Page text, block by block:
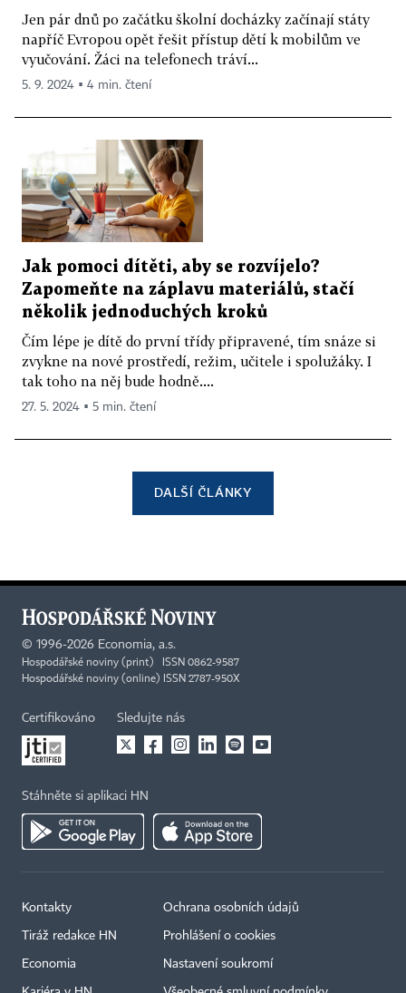
Jen pár dnů po začátku školní docházky začínají státy
napříč Evropou opět řešit přístup dětí k mobilům ve
vyučování. Žáci na telefonech tráví...
5. 9. 2024 ▪ 4 min. čtení
Jak pomoci dítěti, aby se rozvíjelo?
Zapomeňte na záplavu materiálů, stačí
několik jednoduchých kroků
Čím lépe je dítě do první třídy připravené, tím snáze si
zvykne na nové prostředí, režim, učitele i spolužáky. I
tak toho na něj bude hodně....
27. 5. 2024 ▪ 5 min. čtení
DALŠÍ ČLÁNKY
© 1996-2026 Economia, a.s.
Hospodářské noviny (print) ISSN 0862-9587
Hospodářské noviny (online) ISSN 2787-950X
Certifikováno Sledujte nás
Stáhněte si aplikaci HN
Kontakty
Tiráž redakce HN
Economia
Ochrana osobních údajů
Prohlášení o cookies
Nastavení soukromí